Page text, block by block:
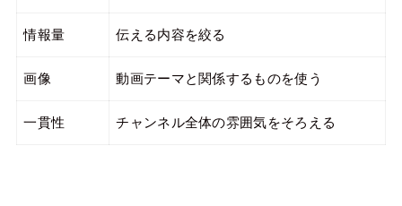
情報量 伝える内容を絞る
画像 動画テーマと関係するものを使う
一貫性 チャンネル全体の雰囲気をそろえる